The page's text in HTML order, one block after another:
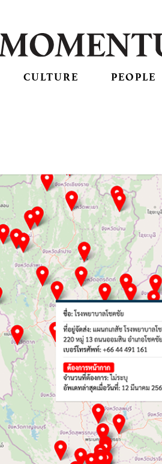
CULTURE PEOPLE